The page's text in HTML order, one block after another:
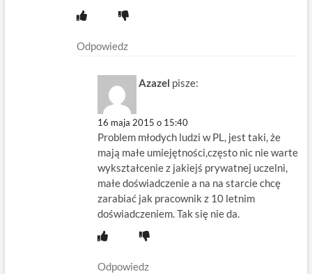
Odpowiedz
Azazel pisze:
16 maja 2015 o 15:40
Problem młodych ludzi w PL, jest taki, że
mają małe umiejętności,często nic nie warte
wykształcenie z jakiejś prywatnej uczelni,
małe doświadczenie a na na starcie chcę
zarabiać jak pracownik z 10 letnim
doświadczeniem. Tak się nie da.
Odpowiedz